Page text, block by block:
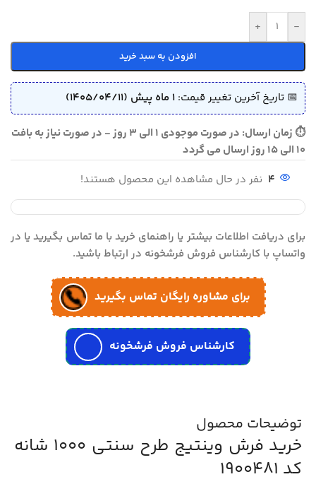
-
+
افزودن به سبد خرید
📅 تاریخ آخرین تغییر قیمت: 1 ماه پیش (1405/04/11)
⏱ زمان ارسال: در صورت موجودی 1 الی 3 روز - در صورت نیاز به بافت
10 الی 15 روز ارسال می گردد
4 نفر در حال مشاهده این محصول هستند!
برای دریافت اطلاعات بیشتر یا راهنمای خرید با ما تماس بگیرید یا در
واتساپ با کارشناس فروش فرشخونه در ارتباط باشید.
برای مشاوره رایگان تماس بگیرید
کارشناس فروش فرشخونه
توضیحات محصول
خرید فرش وینتیج طرح سنتی 1000 شانه
کد 1900481